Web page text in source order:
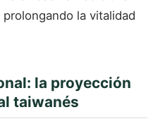
la vitalidad
la proyección
taiwanés